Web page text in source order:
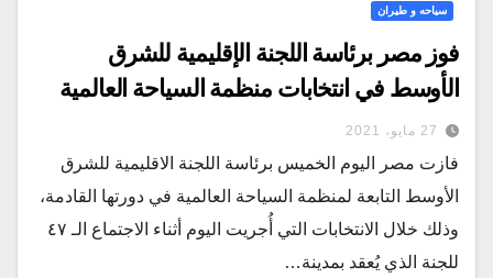
سياحه و طيران
فوز مصر برئاسة اللجنة الإقليمية للشرق
الأوسط في انتخابات منظمة السياحة العالمية
27 مايو، 2021
فازت مصر اليوم الخميس برئاسة اللجنة الاقليمية للشرق
الأوسط التابعة لمنظمة السياحة العالمية في دورتها القادمة،
وذلك خلال الانتخابات التي أُجريت اليوم أثناء الاجتماع الـ ٤٧
للجنة الذي يُعقد بمدينة…